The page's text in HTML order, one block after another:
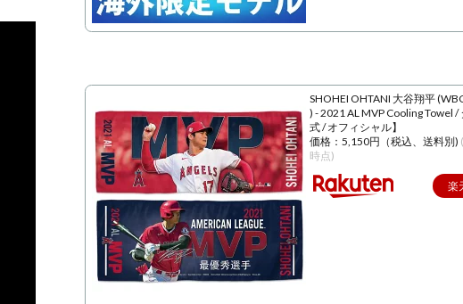
SHOHEI OHTANI 大谷翔平
) - 2021 AL MVP Cooling Towel /
式 / オフィシャル】
価格：5,150円（税込、送料別)
時点)
楽